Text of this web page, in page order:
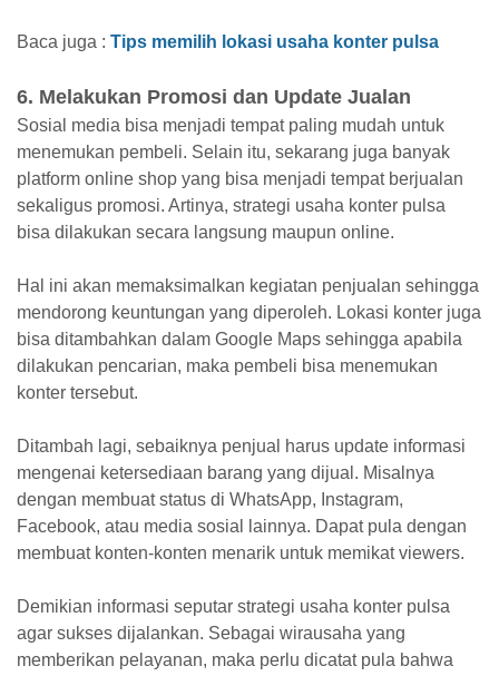
Baca juga : Tips memilih lokasi usaha konter pulsa
6. Melakukan Promosi dan Update Jualan
Sosial media bisa menjadi tempat paling mudah untuk
menemukan pembeli. Selain itu, sekarang juga banyak
platform online shop yang bisa menjadi tempat berjualan
sekaligus promosi. Artinya, strategi usaha konter pulsa
bisa dilakukan secara langsung maupun online.
Hal ini akan memaksimalkan kegiatan penjualan sehingga
mendorong keuntungan yang diperoleh. Lokasi konter juga
bisa ditambahkan dalam Google Maps sehingga apabila
dilakukan pencarian, maka pembeli bisa menemukan
konter tersebut.
Ditambah lagi, sebaiknya penjual harus update informasi
mengenai ketersediaan barang yang dijual. Misalnya
dengan membuat status di WhatsApp, Instagram,
Facebook, atau media sosial lainnya. Dapat pula dengan
membuat konten-konten menarik untuk memikat viewers.
Demikian informasi seputar strategi usaha konter pulsa
agar sukses dijalankan. Sebagai wirausaha yang
memberikan pelayanan, maka perlu dicatat pula bahwa